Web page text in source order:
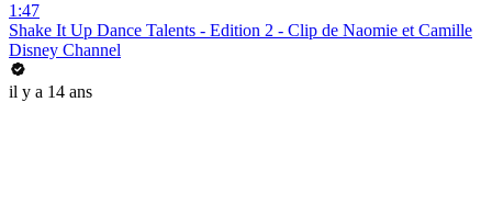
1:47
Shake It Up Dance Talents - Edition 2 - Clip de Naomie et Camille
Disney Channel
il y a 14 ans